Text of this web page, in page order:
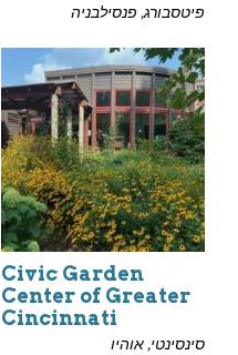
פיטסבורג, פנסילבניה
Civic Garden
Center of Greater
Cincinnati
סינסינטי, אוהיו